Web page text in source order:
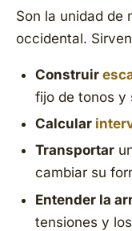
Son la unidad de
occidental.
Construir
fijo de tonos y
Calcular
Transportar
cambiar su
Entender la
tensiones y